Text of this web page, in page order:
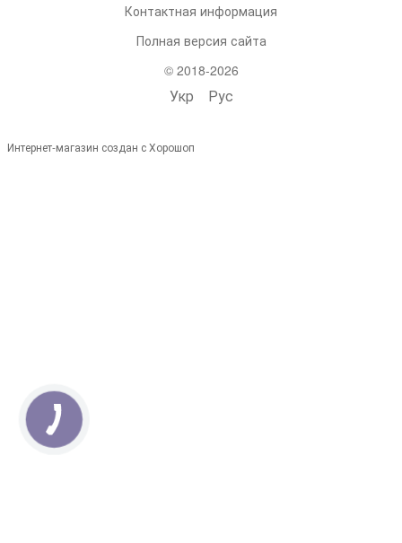
Контактная информация
Полная версия сайта
© 2018-2026
Укр Рус
Интернет-магазин создан с Хорошоп